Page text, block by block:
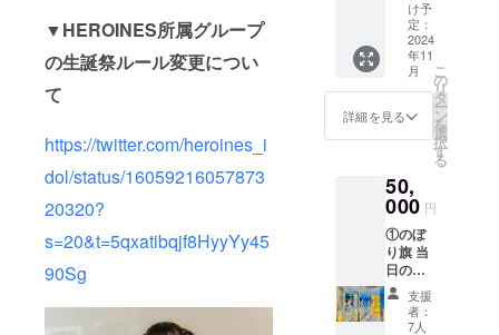
▼HEROINES所属グループ
の生誕祭ルール変更につい
て
https://twitter.com/heroines_i
dol/status/16059216057873
20320?
s=20&t=5qxatibqjf8HyyYy45
90Sg
致しま
す。 ミ
ニ旗に
は、生
誕祭支
援者様
のお名
前
（ニッ
ム可）
を記載
させて
いただ
きま
す。 お
名前は
データ
で印字
け予
定：
2024
年11
月
詳細を見る
こ
の
リ
タ
ー
ン
を
選
択
す
る
50,
000 円
①のぼ
り旗 当
日の装
飾に使
用す
る、の
支援
者：
7人